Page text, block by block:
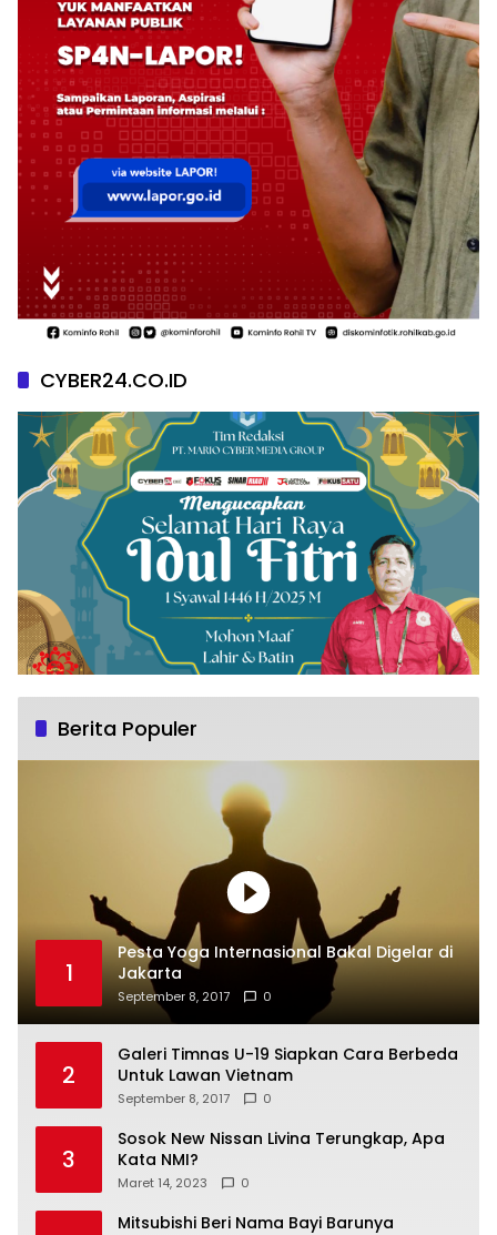
CYBER24.CO.ID
Berita Populer
1
Pesta Yoga Internasional Bakal Digelar di
Jakarta
September 8, 2017 0
2
Galeri Timnas U-19 Siapkan Cara Berbeda
Untuk Lawan Vietnam
September 8, 2017 0
3
Sosok New Nissan Livina Terungkap, Apa
Kata NMI?
Maret 14, 2023 0
Mitsubishi Beri Nama Bayi Barunya